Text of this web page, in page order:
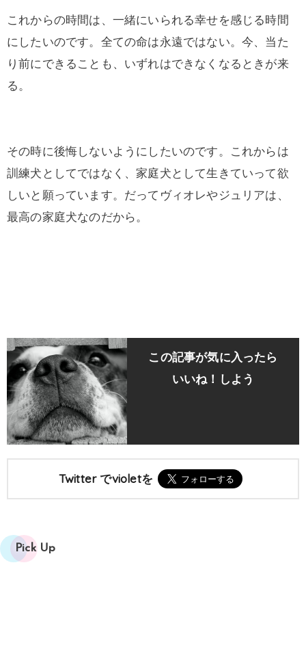
これからの時間は、一緒にいられる幸せを感じる時間
にしたいのです。全ての命は永遠ではない。今、当た
り前にできることも、いずれはできなくなるときが来
る。
その時に後悔しないようにしたいのです。これからは
訓練犬としてではなく、家庭犬として生きていって欲
しいと願っています。だってヴィオレやジュリアは、
最高の家庭犬なのだから。
この記事が気に入ったら
いいね！しよう
Twitter でvioletを
Pick Up